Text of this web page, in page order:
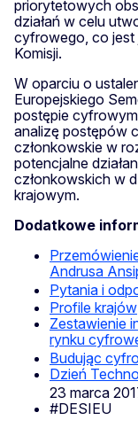
priorytetowych
działań w celu
cyfrowego, co jest
Komisji.
W oparciu o
Europejskiego
postępie
analizę postępów
członkowskie w
potencjalne
członkowskich w
krajowym.
Dodatkowe
Andrusa
Pytania i
Profile krajów
Zestawienie
rynku
Budując
Dzień
23 marca
#DESIEU